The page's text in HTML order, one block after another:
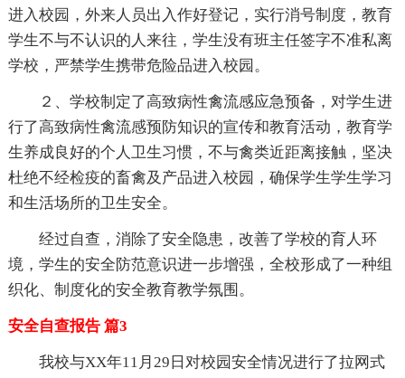
进入校园，外来人员出入作好登记，实行消号制度，教育
学生不与不认识的人来往，学生没有班主任签字不准私离
学校，严禁学生携带危险品进入校园。
２、学校制定了高致病性禽流感应急预备，对学生进
行了高致病性禽流感预防知识的宣传和教育活动，教育学
生养成良好的个人卫生习惯，不与禽类近距离接触，坚决
杜绝不经检疫的畜禽及产品进入校园，确保学生学生学习
和生活场所的卫生安全。
经过自查，消除了安全隐患，改善了学校的育人环
境，学生的安全防范意识进一步增强，全校形成了一种组
织化、制度化的安全教育教学氛围。
安全自查报告 篇3
我校与XX年11月29日对校园安全情况进行了拉网式